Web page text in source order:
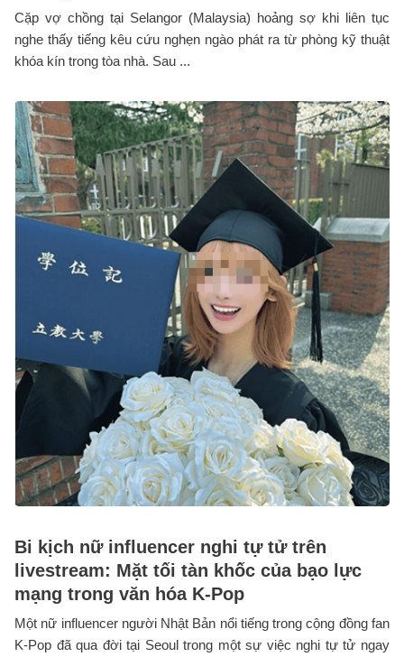
Cặp vợ chồng tại Selangor (Malaysia) hoảng sợ khi liên tục
nghe thấy tiếng kêu cứu nghẹn ngào phát ra từ phòng kỹ thuật
khóa kín trong tòa nhà. Sau ...
Bi kịch nữ influencer nghi tự tử trên
livestream: Mặt tối tàn khốc của bạo lực
mạng trong văn hóa K-Pop
Một nữ influencer người Nhật Bản nổi tiếng trong cộng đồng fan
K-Pop đã qua đời tại Seoul trong một sự việc nghi tự tử ngay